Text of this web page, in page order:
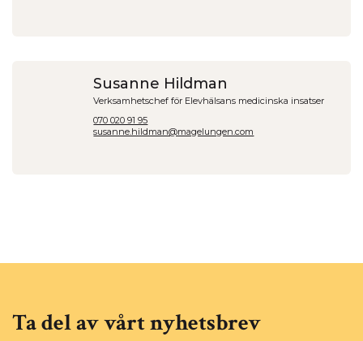
Susanne Hildman
Verksamhetschef för Elevhälsans medicinska insatser
070 020 91 95
susanne.hildman@magelungen.com
Ta del av vårt nyhetsbrev